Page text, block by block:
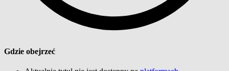
Gdzie obejrzeć